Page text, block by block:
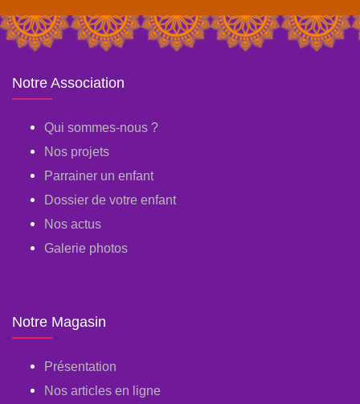
Notre Association
Qui sommes-nous ?
Nos projets
Parrainer un enfant
Dossier de votre enfant
Nos actus
Galerie photos
Notre Magasin
Présentation
Nos articles en ligne